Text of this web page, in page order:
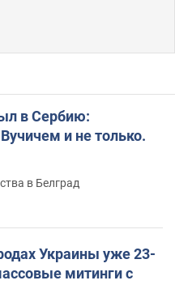
в Сербию:
и не только.
в Белград
Украины уже 23-
митинги с